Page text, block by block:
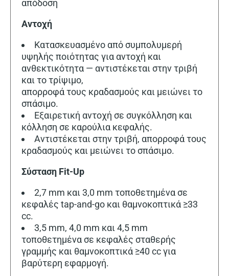
απόδοση
Αντοχή
Κατασκευασμένο από συμπολυμερή
υψηλής ποιότητας για αντοχή και
ανθεκτικότητα — αντιστέκεται στην τριβή
και το τρίψιμο,
απορροφά τους κραδασμούς και μειώνει το
σπάσιμο.
Εξαιρετική αντοχή σε συγκόλληση και
κόλληση σε καρούλια κεφαλής.
Αντιστέκεται στην τριβή, απορροφά τους
κραδασμούς και μειώνει το σπάσιμο.
Σύσταση Fit-Up
2,7 mm και 3,0 mm τοποθετημένα σε
κεφαλές tap-and-go και θαμνοκοπτικά ≥33
cc.
3,5 mm, 4,0 mm και 4,5 mm
τοποθετημένα σε κεφαλές σταθερής
γραμμής και θαμνοκοπτικά ≥40 cc για
βαρύτερη εφαρμογή.